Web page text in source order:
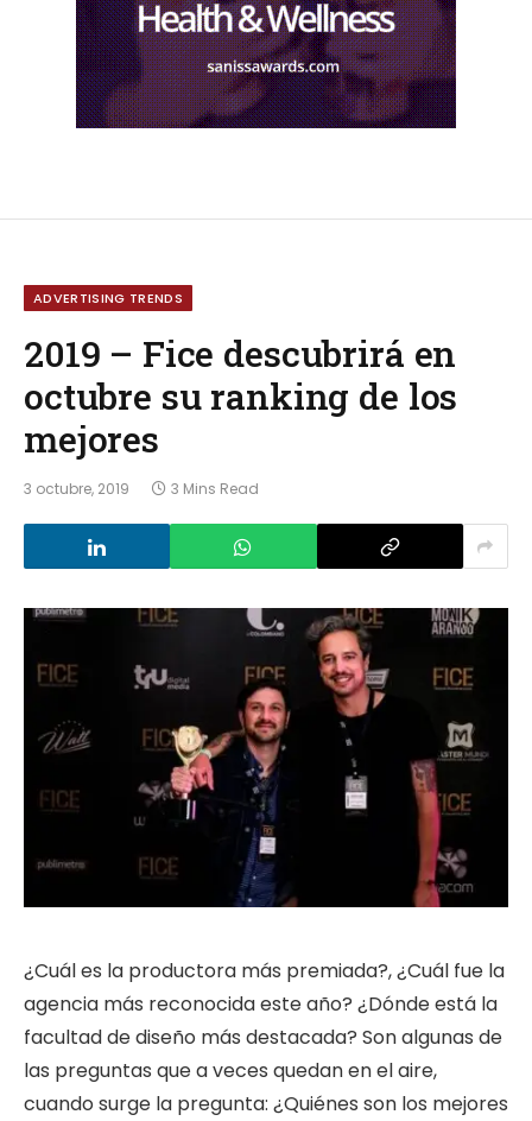
ADVERTISING TRENDS
2019 – Fice descubrirá en
octubre su ranking de los
mejores
3 octubre, 2019 3 Mins Read
¿Cuál es la productora más premiada?, ¿Cuál fue la
agencia más reconocida este año? ¿Dónde está la
facultad de diseño más destacada? Son algunas de
las preguntas que a veces quedan en el aire,
cuando surge la pregunta: ¿Quiénes son los mejores